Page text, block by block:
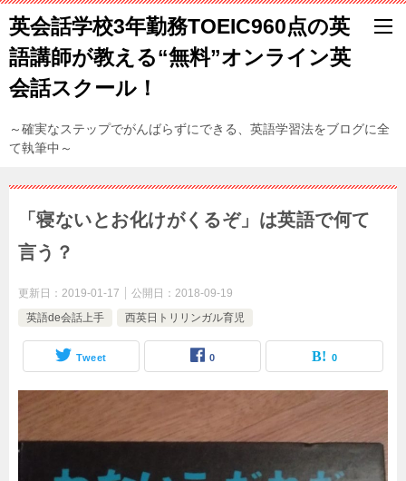
英会話学校3年勤務TOEIC960点の英
語講師が教える“無料”オンライン英
会話スクール！
～確実なステップでがんばらずにできる、英語学習法をブログに全
て執筆中～
「寝ないとお化けがくるぞ」は英語で何て
言う？
更新日： 2019-01-17 公開日： 2018-09-19
英語de会話上手
西英日トリリンガル育児
Tweet 0 0